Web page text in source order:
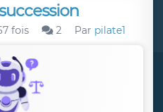
fois 2 Par pilate1